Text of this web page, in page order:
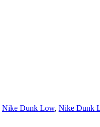
Nike Dunk Low, Nike Dunk